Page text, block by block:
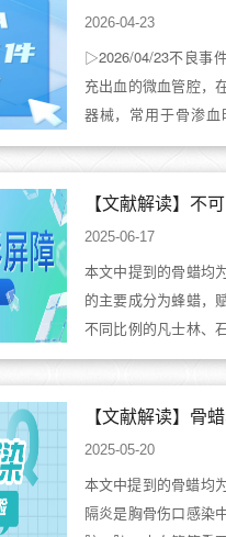
2026-04-23
▷2026/04/23不良事
充出血的微血管腔，
器械，常用于骨渗
型...
2025-06-17
本文中提到的骨蜡均
的主要成分为蜂蜡，
不同比例的凡士林、
骨蜡的黏附...
2025-05-20
本文中提到的骨蜡均
隔炎是胸骨伤口感染